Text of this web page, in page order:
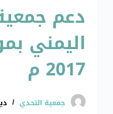
دعم
اليمني
2017 م
جمعية التحدي